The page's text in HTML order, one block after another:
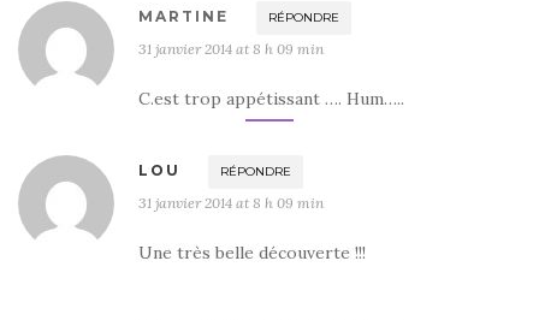
MARTINE RÉPONDRE
31 janvier 2014 at 8 h 09 min
C.est trop appétissant …. Hum…..
LOU RÉPONDRE
31 janvier 2014 at 8 h 09 min
Une très belle découverte !!!